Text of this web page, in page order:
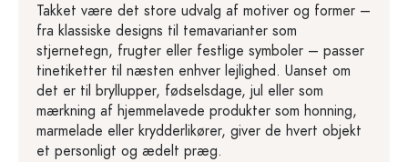
Takket være det store udvalg af motiver og former –
fra klassiske designs til temavarianter som
stjernetegn, frugter eller festlige symboler – passer
tinetiketter til næsten enhver lejlighed. Uanset om
det er til bryllupper, fødselsdage, jul eller som
mærkning af hjemmelavede produkter som honning,
marmelade eller krydderlikører, giver de hvert objekt
et personligt og ædelt præg.